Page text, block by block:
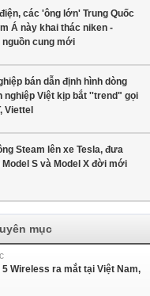
các 'ông lớn' Trung Quốc
Á này khai thác niken -
cung mới
bán dẫn định hình dòng
nghiệp Việt kịp bắt ''trend" gọi
Viettel
Steam lên xe Tesla, đưa
S và Model X đời mới
mục
Wireless ra mắt tại Việt Nam,